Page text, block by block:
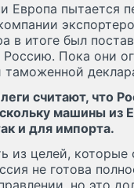
Европа пытается
в итоге был
Россию. Пока они
считают, что
машины из
и для импорта.
из целей,
не готова